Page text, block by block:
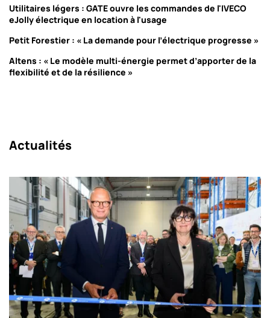
Utilitaires légers : GATE ouvre les commandes de l'IVECO
eJolly électrique en location à l'usage
Petit Forestier : « La demande pour l’électrique progresse »
Altens : « Le modèle multi-énergie permet d’apporter de la
flexibilité et de la résilience »
Actualités